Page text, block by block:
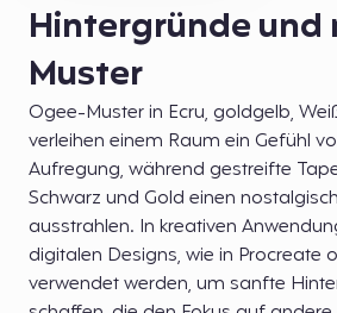
Hintergründe und
Muster
Ogee-Muster in Ecru, goldgelb,
verleihen einem Raum ein Gefühl
Aufregung, während gestreifte
Schwarz und Gold einen
ausstrahlen. In kreativen
digitalen Designs, wie in Procreate
verwendet werden, um sanfte